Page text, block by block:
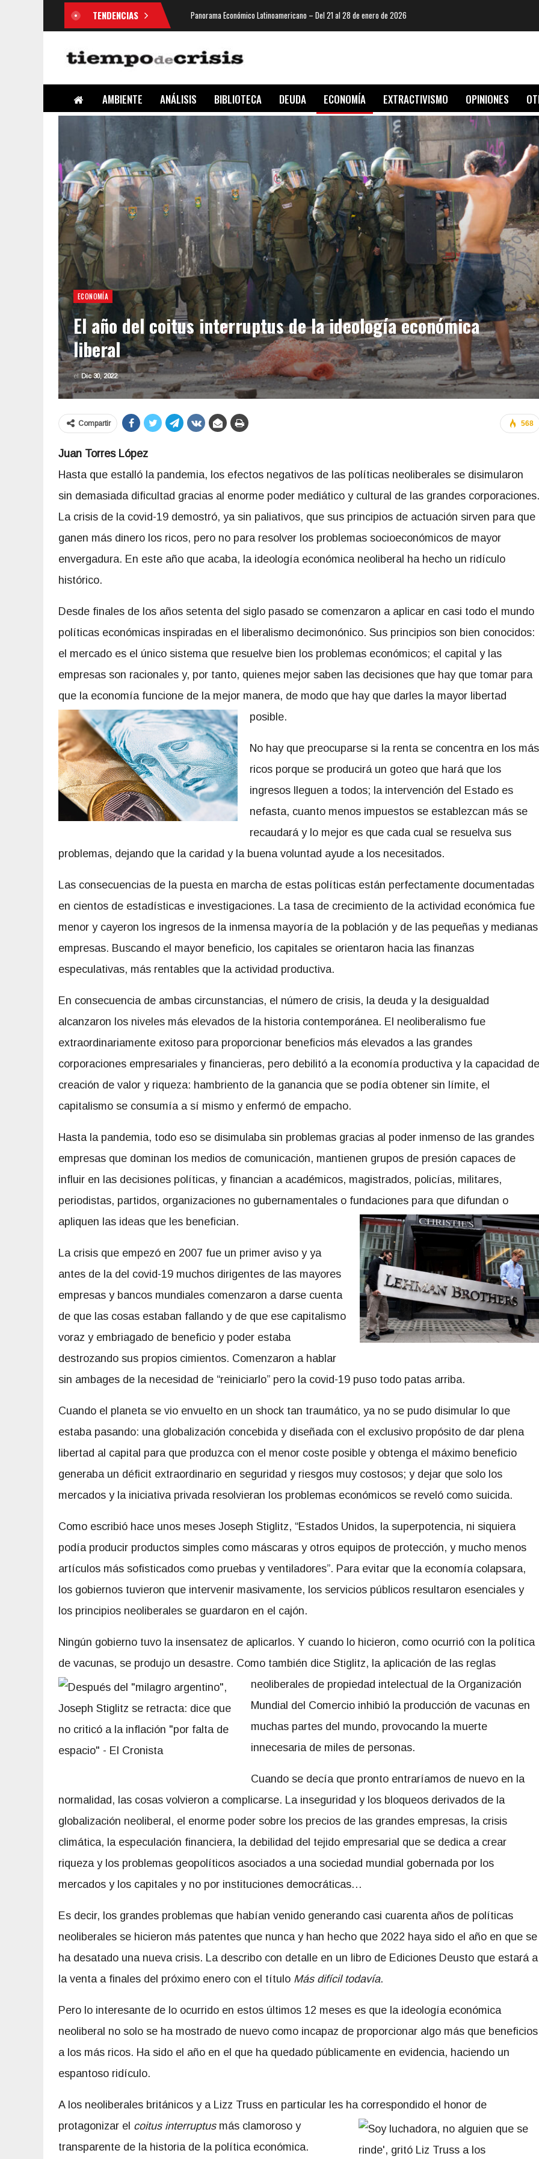
TENDENCIAS Panorama Económico Latinoamericano – Del 21 al 28 de enero de 2026
AMBIENTE ANÁLISIS BIBLIOTECA DEUDA ECONOMÍA EXTRACTIVISMO OPINIONES
ECONOMÍA
El año del coitus interruptus de la ideología económica
liberal
el Dic 30, 2022
568
Compartir
Juan Torres López
Hasta que estalló la pandemia, los efectos negativos de las políticas neoliberales se disimularon
sin demasiada dificultad gracias al enorme poder mediático y cultural de las grandes corporaciones.
La crisis de la covid-19 demostró, ya sin paliativos, que sus principios de actuación sirven para que
ganen más dinero los ricos, pero no para resolver los problemas socioeconómicos de mayor
envergadura. En este año que acaba, la ideología económica neoliberal ha hecho un ridículo
histórico.
Desde finales de los años setenta del siglo pasado se comenzaron a aplicar en casi todo el mundo
políticas económicas inspiradas en el liberalismo decimonónico. Sus principios son bien conocidos:
el mercado es el único sistema que resuelve bien los problemas económicos; el capital y las
empresas son racionales y, por tanto, quienes mejor saben las decisiones que hay que tomar para
que la economía funcione de la mejor manera, de modo que hay que darles la mayor libertad
posible.
No hay que preocuparse si la renta se concentra en los más
ricos porque se producirá un goteo que hará que los
ingresos lleguen a todos; la intervención del Estado es
nefasta, cuanto menos impuestos se establezcan más se
recaudará y lo mejor es que cada cual se resuelva sus
problemas, dejando que la caridad y la buena voluntad ayude a los necesitados.
Las consecuencias de la puesta en marcha de estas políticas están perfectamente documentadas
en cientos de estadísticas e investigaciones. La tasa de crecimiento de la actividad económica fue
menor y cayeron los ingresos de la inmensa mayoría de la población y de las pequeñas y medianas
empresas. Buscando el mayor beneficio, los capitales se orientaron hacia las finanzas
especulativas, más rentables que la actividad productiva.
En consecuencia de ambas circunstancias, el número de crisis, la deuda y la desigualdad
alcanzaron los niveles más elevados de la historia contemporánea. El neoliberalismo fue
extraordinariamente exitoso para proporcionar beneficios más elevados a las grandes
corporaciones empresariales y financieras, pero debilitó a la economía productiva y la capacidad de
creación de valor y riqueza: hambriento de la ganancia que se podía obtener sin límite, el
capitalismo se consumía a sí mismo y enfermó de empacho.
Hasta la pandemia, todo eso se disimulaba sin problemas gracias al poder inmenso de las grandes
empresas que dominan los medios de comunicación, mantienen grupos de presión capaces de
influir en las decisiones políticas, y financian a académicos, magistrados, policías, militares,
periodistas, partidos, organizaciones no gubernamentales o fundaciones para que difundan o
apliquen las ideas que les benefician.
La crisis que empezó en 2007 fue un primer aviso y ya
antes de la del covid-19 muchos dirigentes de las mayores
empresas y bancos mundiales comenzaron a darse cuenta
de que las cosas estaban fallando y de que ese capitalismo
voraz y embriagado de beneficio y poder estaba
destrozando sus propios cimientos. Comenzaron a hablar
sin ambages de la necesidad de “reiniciarlo” pero la covid-19 puso todo patas arriba.
Cuando el planeta se vio envuelto en un shock tan traumático, ya no se pudo disimular lo que
estaba pasando: una globalización concebida y diseñada con el exclusivo propósito de dar plena
libertad al capital para que produzca con el menor coste posible y obtenga el máximo beneficio
generaba un déficit extraordinario en seguridad y riesgos muy costosos; y dejar que solo los
mercados y la iniciativa privada resolvieran los problemas económicos se reveló como suicida.
Como escribió hace unos meses Joseph Stiglitz, “Estados Unidos, la superpotencia, ni siquiera
podía producir productos simples como máscaras y otros equipos de protección, y mucho menos
artículos más sofisticados como pruebas y ventiladores”. Para evitar que la economía colapsara,
los gobiernos tuvieron que intervenir masivamente, los servicios públicos resultaron esenciales y
los principios neoliberales se guardaron en el cajón.
Ningún gobierno tuvo la insensatez de aplicarlos. Y cuando lo hicieron, como ocurrió con la política
de vacunas, se produjo un desastre. Como también dice Stiglitz, la aplicación de las reglas
neoliberales de propiedad intelectual de la Organización
Mundial del Comercio inhibió la producción de vacunas en
muchas partes del mundo, provocando la muerte
innecesaria de miles de personas.
Cuando se decía que pronto entraríamos de nuevo en la
normalidad, las cosas volvieron a complicarse. La inseguridad y los bloqueos derivados de la
globalización neoliberal, el enorme poder sobre los precios de las grandes empresas, la crisis
climática, la especulación financiera, la debilidad del tejido empresarial que se dedica a crear
riqueza y los problemas geopolíticos asociados a una sociedad mundial gobernada por los
mercados y los capitales y no por instituciones democráticas…
Es decir, los grandes problemas que habían venido generando casi cuarenta años de políticas
neoliberales se hicieron más patentes que nunca y han hecho que 2022 haya sido el año en que se
ha desatado una nueva crisis. La describo con detalle en un libro de Ediciones Deusto que estará a
la venta a finales del próximo enero con el título Más difícil todavía.
Pero lo interesante de lo ocurrido en estos últimos 12 meses es que la ideología económica
neoliberal no solo se ha mostrado de nuevo como incapaz de proporcionar algo más que beneficios
a los más ricos. Ha sido el año en el que ha quedado públicamente en evidencia, haciendo un
espantoso ridículo.
A los neoliberales británicos y a Lizz Truss en particular les ha correspondido el honor de
protagonizar el coitus interruptusmás clamoroso y
transparente de la historia de la política económica.